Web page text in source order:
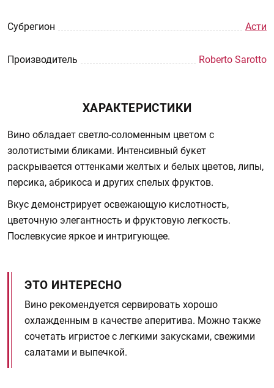
Субрегион Асти
Производитель Roberto Sarotto
ХАРАКТЕРИСТИКИ
Вино обладает светло-соломенным цветом с
золотистыми бликами. Интенсивный букет
раскрывается оттенками желтых и белых цветов, липы,
персика, абрикоса и других спелых фруктов.
Вкус демонстрирует освежающую кислотность,
цветочную элегантность и фруктовую легкость.
Послевкусие яркое и интригующее.
ЭТО ИНТЕРЕСНО
Вино рекомендуется сервировать хорошо
охлажденным в качестве аперитива. Можно также
сочетать игристое с легкими закусками, свежими
салатами и выпечкой.